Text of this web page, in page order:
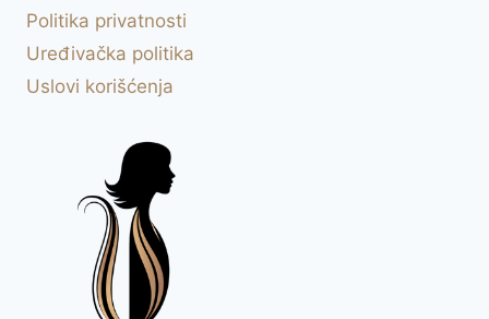
Politika privatnosti
Uređivačka politika
Uslovi korišćenja